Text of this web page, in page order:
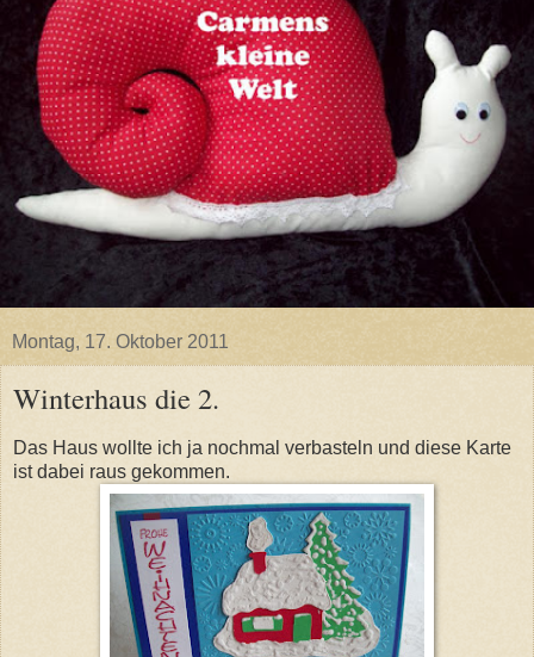
Montag, 17. Oktober 2011
Winterhaus die 2.
Das Haus wollte ich ja nochmal verbasteln und diese Karte
ist dabei raus gekommen.